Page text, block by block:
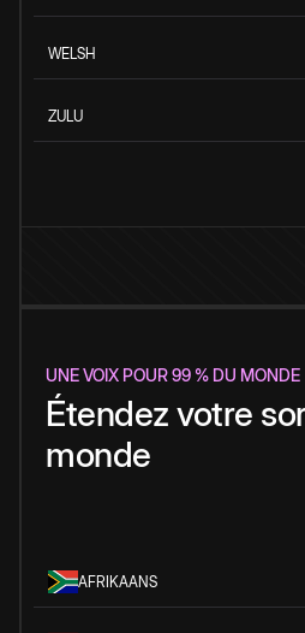
WELSH
ZULU
UNE VOIX POUR 99 % DU MONDE
Étendez votre
monde
AFRIKAANS